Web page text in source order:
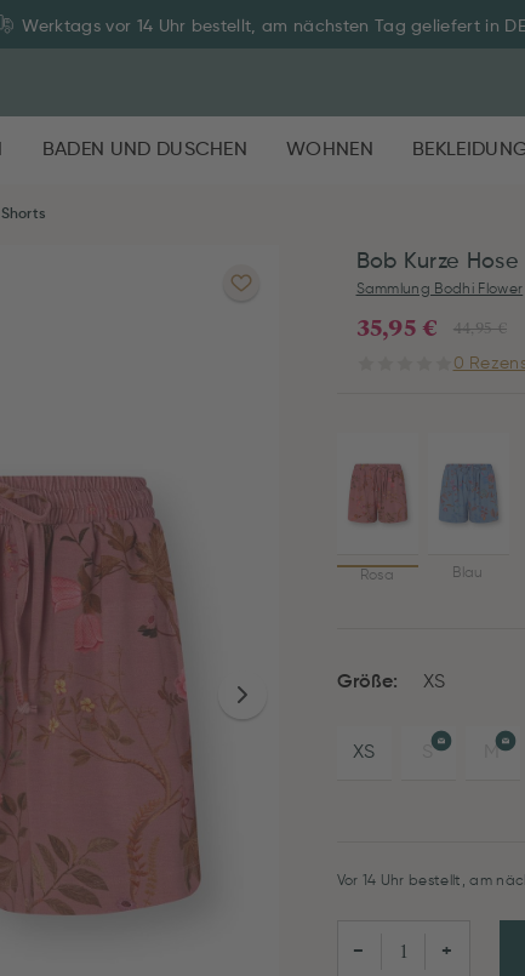
Werktags vor 14 Uhr bestellt, am nächsten Tag geliefert in DE
BADEN UND DUSCHEN WOHNEN
Shorts
Bob Kurze
Sammlung Bodhi Flower
44,95 €
35,95 €
0
Rosa Blau
Größe: XS
XS S M
Vor 14 Uhr bestellt, am
− +